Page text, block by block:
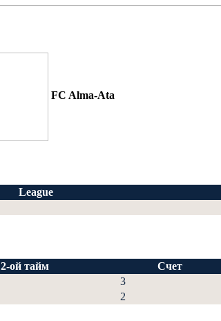
FC Alma-Ata
League
2-ой тайм Счет
3
2